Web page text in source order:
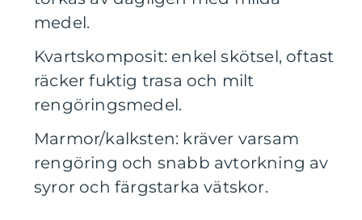
medel.
Kvartskomposit: enkel skötsel, oftast
räcker fuktig trasa och milt
rengöringsmedel.
Marmor/kalksten: kräver varsam
rengöring och snabb avtorkning av
syror och färgstarka vätskor.